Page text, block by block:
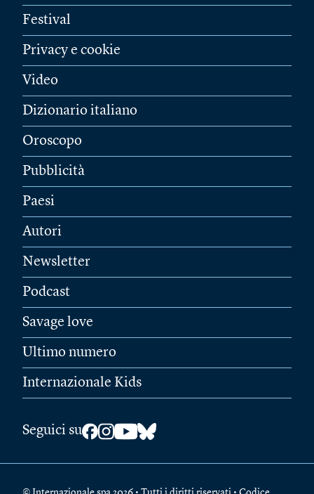
Festival
Privacy e cookie
Video
Dizionario italiano
Oroscopo
Pubblicità
Paesi
Autori
Newsletter
Podcast
Savage love
Ultimo numero
Internazionale Kids
Seguici su